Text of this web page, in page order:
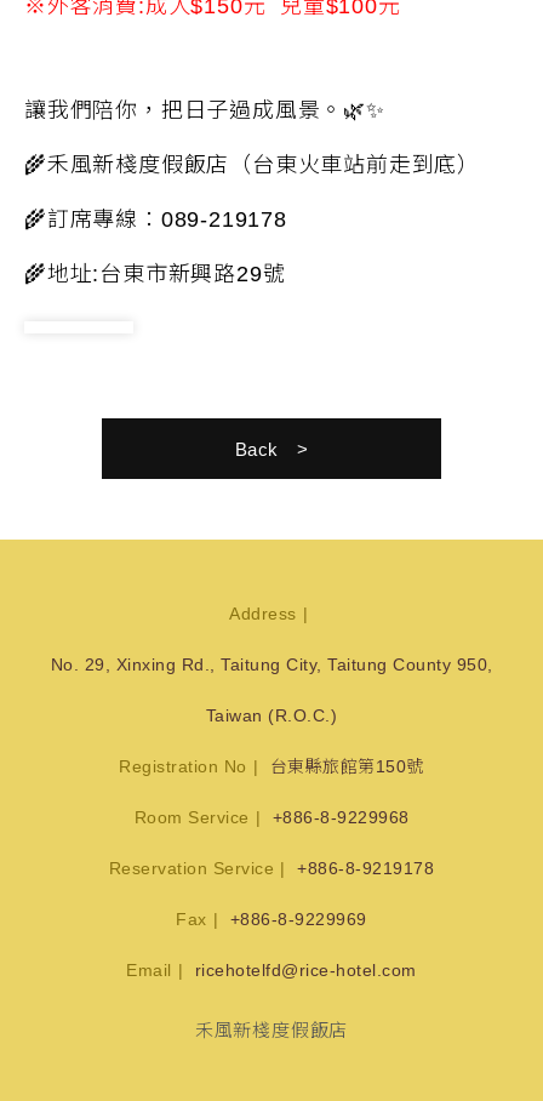
※外客消費:成人$150元 兒童$100元
讓我們陪你，把日子過成風景。 🌿✨
🌾禾風新棧度假飯店（台東火車站前走到底）
🌾訂席專線： 089-219178
🌾地址: 台東市新興路29號
Back
Address
No. 29, Xinxing Rd., Taitung City, Taitung County 950,
Taiwan (R.O.C.)
Registration No 台東縣旅館第150號
Room Service +886-8-9229968
Reservation Service +886-8-9219178
Fax +886-8-9229969
Email ricehotelfd@rice-hotel.com
禾風新棧度假飯店